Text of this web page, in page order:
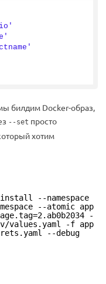
билдим Docker-образ,
--set просто
хотим
--namespace
--atomic app
-
values.yaml -f app
--debug